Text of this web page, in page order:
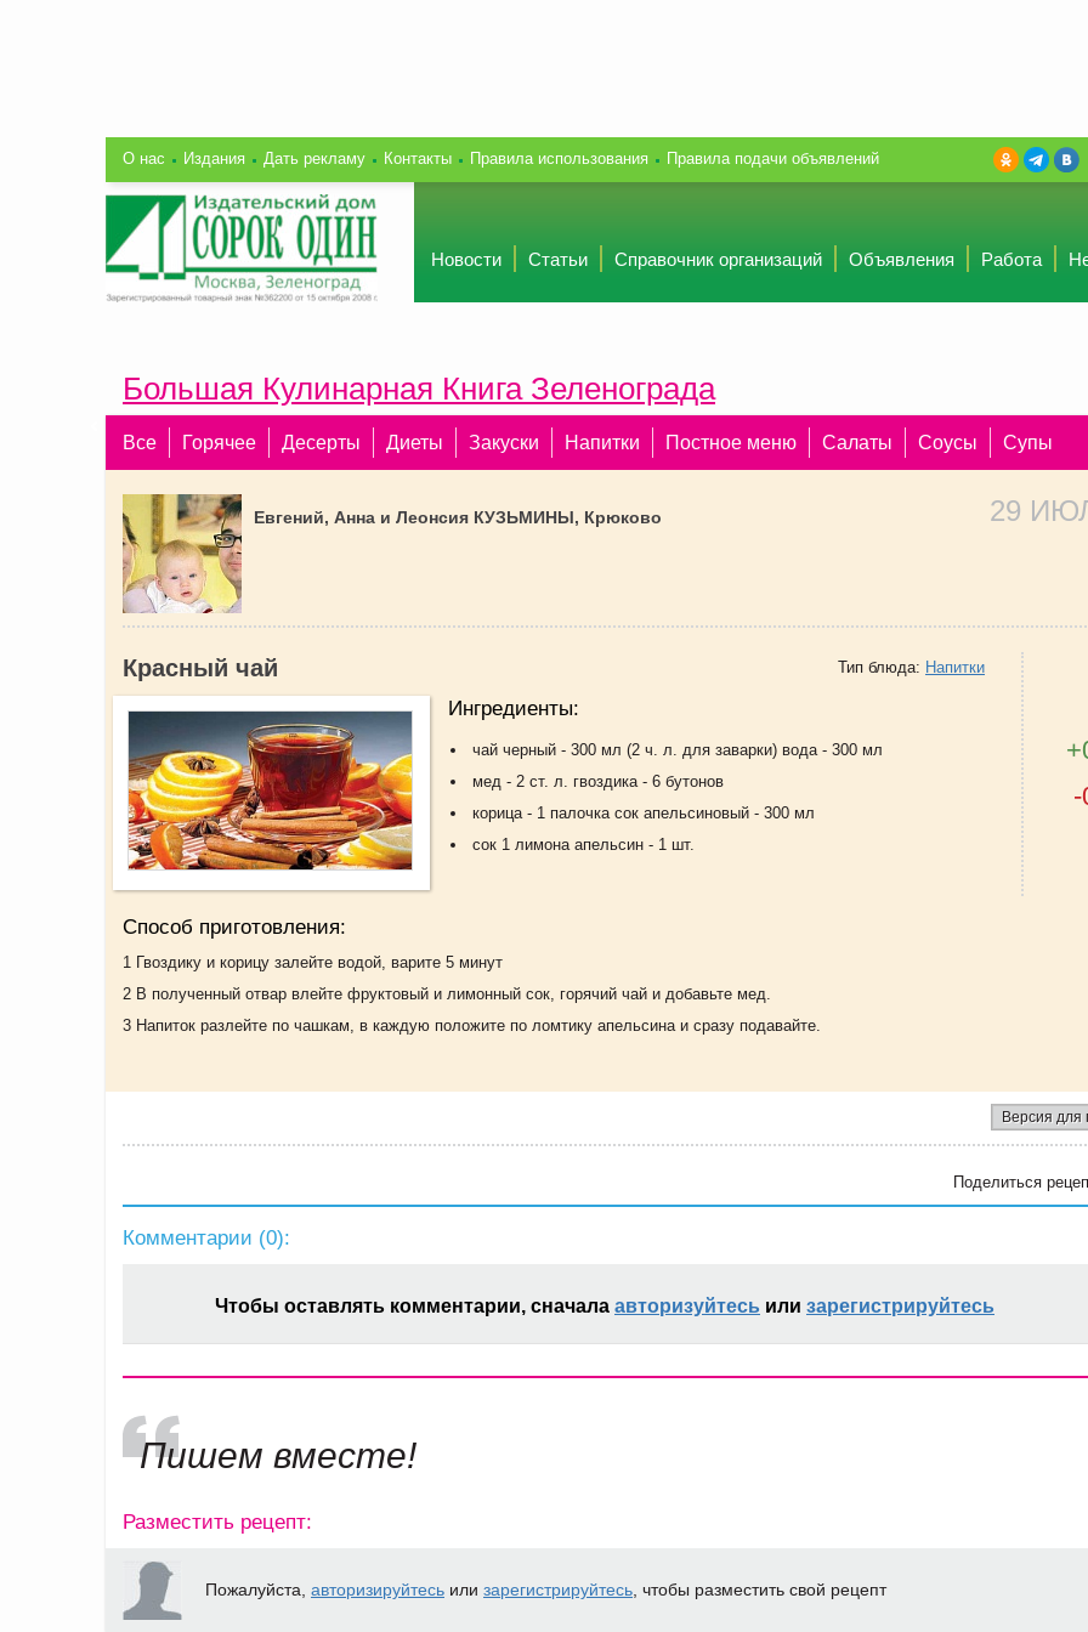
О нас Издания Дать рекламу Контакты Правила использования Правила подачи объявлений
Новости Статьи Справочник организаций Объявления Работа
Большая Кулинарная Книга Зеленограда
Все Горячее Десерты Диеты Закуски Напитки Постное меню Салаты Соусы Супы
29
Евгений, Анна и Леонсия КУЗЬМИНЫ, Крюково
Тип блюда: Напитки
Красный чай
Ингредиенты:
чай черный - 300 мл (2 ч. л. для заварки) вода - 300 мл
мед - 2 ст. л. гвоздика - 6 бутонов
корица - 1 палочка сок апельсиновый - 300 мл
сок 1 лимона апельсин - 1 шт.
-
Способ приготовления:
1 Гвоздику и корицу залейте водой, варите 5 минут
2 В полученный отвар влейте фруктовый и лимонный сок, горячий чай и добавьте мед.
3 Напиток разлейте по чашкам, в каждую положите по ломтику апельсина и сразу подавайте.
Версия для
Поделиться
Комментарии (0):
Чтобы оставлять комментарии, сначала авторизуйтесь или зарегистрируйтесь
Пишем вместе!
Разместить рецепт:
Пожалуйста, авторизируйтесь или зарегистрируйтесь , чтобы разместить свой рецепт